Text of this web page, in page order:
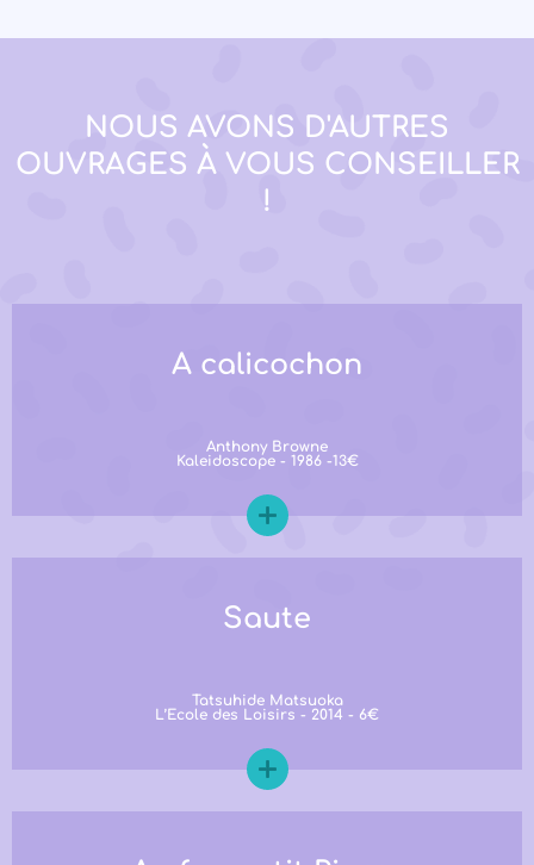
NOUS AVONS D'AUTRES
OUVRAGES À VOUS CONSEILLER
!
A calicochon
Anthony Browne
Kaleidoscope - 1986 -13€
Saute
Tatsuhide Matsuoka
L’Ecole des Loisirs - 2014 - 6€